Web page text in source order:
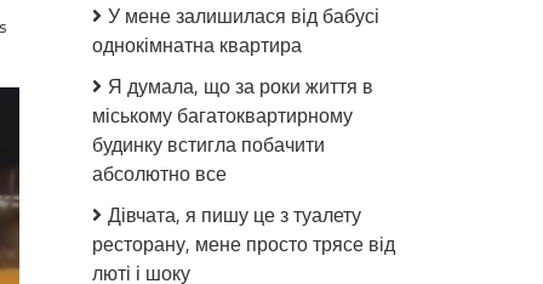
У мене залишилася від бабусі
однокімнатна квартира
Я думала, що за роки життя в
міському багатоквартирному
будинку встигла побачити
абсолютно все
Дівчата, я пишу це з туалету
ресторану, мене просто трясе від
люті і шоку